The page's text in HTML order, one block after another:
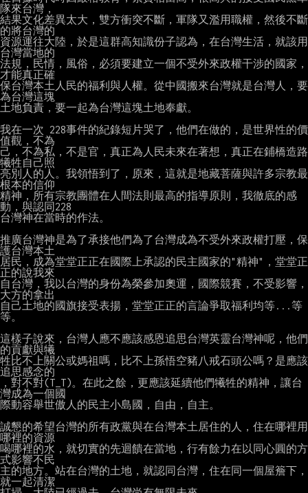
隊來台灣，
結果文化差異太大，雙方衝突不斷，軍隊又濫用職權，然後不斷
的將台灣的
資源運往大陸，於是這群高知識份子認為，在台灣生活，就該用
台灣當地的
法規，民情，風俗，必須要建立一個不受外來政權干涉的國家，
才能真正確
保台灣本土人民的福利與人權。從中國搬來台灣就是台灣人，要
為台灣這塊
土地負責，要一起為台灣這塊土地奉獻。
我在一次 228事件的紀錄短片哭了，他們在做的，是世界性的價
值觀，不為
己，不為私，不是官，真正為人民未來在著想，真正在鋪橋造路
犧牲自己照
亮別人的人。我領悟到了，原來，這就是地藏菩薩與許多宗教最
根本的信仰
精神，所有宗教團體在人間法則最高的指導原則，我徹底的感
動，與認同228
台灣神在當時的作法。
推廣台灣神是為了承接他們為了台灣成為不受外來政權打壓，保
護台灣本土
居民，成為堂堂正正在國際上承認的民主國家的"精神"，堂堂正
正的說我來
自台灣，我以台灣的身份為榮參加奧運，國際競賽，不受影響，
大方的拿出
自己土地的國旗接受表揚，堂堂正正的言論爭取福利均等...等
等。
這樣子說來，台灣人應不應該感恩追思台灣英靈台灣神呢，他們
的貢獻與犧
牲比不上關公或媽祖嗎，比不上孫悟空豬八戒石頭公嗎？是應該
追思感念的
，對不對(T_T)。在此之餘，更應該延續他們犧牲的精神，讓台
灣成為一個國
際動容舉世傲人的民主小島國，自由，自主。
誠懇的希望台灣的所有政黨與在台灣本土居住的人，住在哪裡用
哪裡的資源
喝哪裡的水，就切實的先迴饋在當地，行有餘力在以同心圓的方
式影響不民
主的地方。站在台灣的土地，就認同台灣，住在同一個屋簷下，
就一起清潔